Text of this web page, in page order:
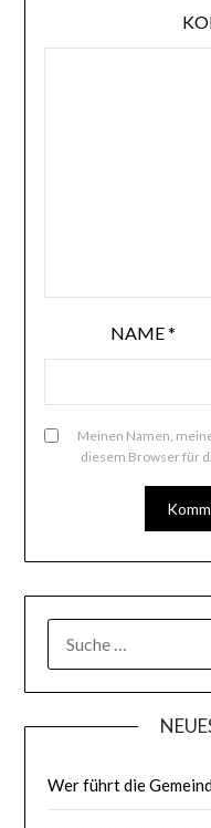
NAME*
Meinen Namen,
diesem Browser für
NACH:
Wer führt die